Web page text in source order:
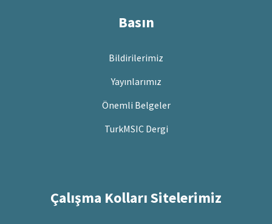
Basın
Bildirilerimiz
Yayınlarımız
Önemli Belgeler
TurkMSIC Dergi
Çalışma Kolları Sitelerimiz